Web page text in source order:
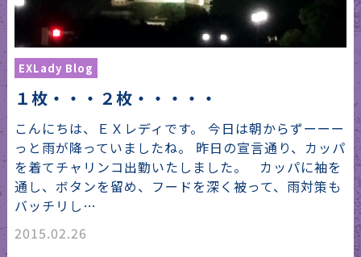
EXLady Blog
１枚・・・２枚・・・・・
こんにちは、ＥＸレディです。 今日は朝からずーーー
っと雨が降っていましたね。 昨日の宣言通り、カッパ
を着てチャリンコ出勤いたしました。 カッパに袖を
通し、ボタンを留め、フードを深く被って、雨対策も
バッチリし…
2015.02.26